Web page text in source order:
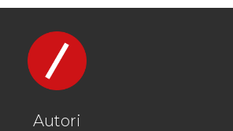
Autori